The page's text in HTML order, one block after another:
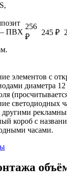
ПВХ
256
₽
245 ₽
элементов с
диаметра
светодиодных
короб с
часами.